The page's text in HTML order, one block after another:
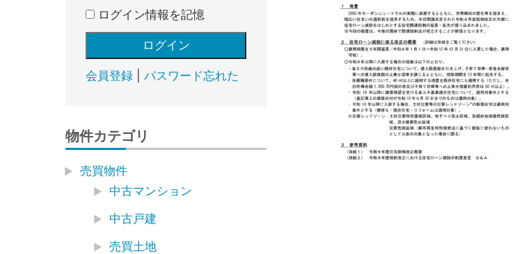
BEST
HOUSE
ログイン情報を記憶
会員登録| パスワード忘れた
物件カテゴリ
売買物件
中古マンション
中古戸建
売買土地